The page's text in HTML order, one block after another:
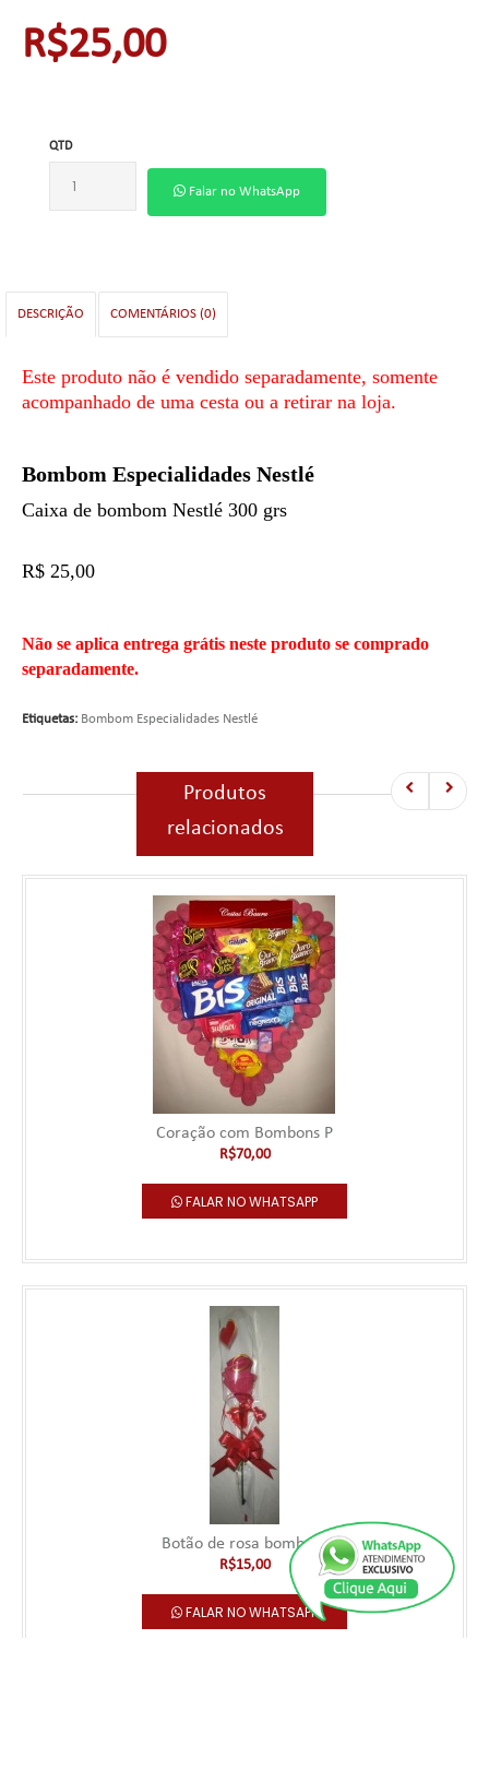
R$25,00
QTD
Falar no WhatsApp
DESCRIÇÃO COMENTÁRIOS (0)
Este produto não é vendido separadamente, somente
acompanhado de uma cesta ou a retirar na loja.
Bombom Especialidades Nestlé
Caixa de bombom Nestlé 300 grs
R$ 25,00
Não se aplica entrega grátis neste produto se comprado
separadamente.
Etiquetas: Bombom Especialidades Nestlé
Produtos
relacionados
Coração com Bombons P
R$70,00
FALAR NO WHATSAPP
Botão de rosa bombom
R$15,00
FALAR NO WHATSAPP